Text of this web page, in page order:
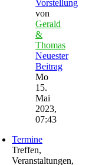
Vorstellung
von
Gerald
&
Thomas
Neuester
Beitrag
Mo
15.
Mai
2023,
07:43
Termine
Treffen,
Veranstaltungen,